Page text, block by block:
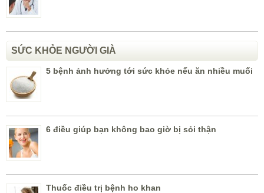
SỨC KHỎE NGƯỜI GIÀ
5 bệnh ảnh hưởng tới sức khỏe nếu ăn nhiều muối
6 điều giúp bạn không bao giờ bị sỏi thận
Thuốc điều trị bệnh ho khan